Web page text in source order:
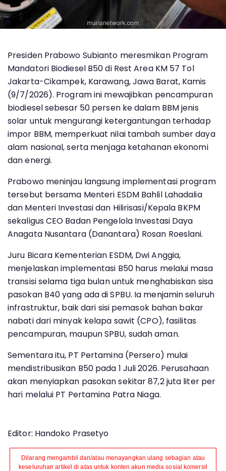
Presiden Prabowo Subianto meresmikan Program
Mandatori Biodiesel B50 di Rest Area KM 57 Tol
Jakarta-Cikampek, Karawang, Jawa Barat, Kamis
(9/7/2026). Program ini mewajibkan pencampuran
biodiesel sebesar 50 persen ke dalam BBM jenis
solar untuk mengurangi ketergantungan terhadap
impor BBM, memperkuat nilai tambah sumber daya
alam nasional, serta menjaga ketahanan ekonomi
dan energi.
Prabowo meninjau langsung implementasi program
tersebut bersama Menteri ESDM Bahlil Lahadalia
dan Menteri Investasi dan Hilirisasi/Kepala BKPM
sekaligus CEO Badan Pengelola Investasi Daya
Anagata Nusantara (Danantara) Rosan Roeslani.
Juru Bicara Kementerian ESDM, Dwi Anggia,
menjelaskan implementasi B50 harus melalui masa
transisi selama tiga bulan untuk menghabiskan sisa
pasokan B40 yang ada di SPBU. Ia menjamin seluruh
infrastruktur, baik dari sisi pemasok bahan bakar
nabati dari minyak kelapa sawit (CPO), fasilitas
pencampuran, maupun SPBU, sudah aman.
Sementara itu, PT Pertamina (Persero) mulai
mendistribusikan B50 pada 1 Juli 2026. Perusahaan
akan menyiapkan pasokan sekitar 87,2 juta liter per
hari melalui PT Pertamina Patra Niaga.
Editor: Handoko Prasetyo
Dilarang mengambil dan/atau menayangkan ulang sebagian atau
keseluruhan artikel di atas untuk konten akun media sosial komersil